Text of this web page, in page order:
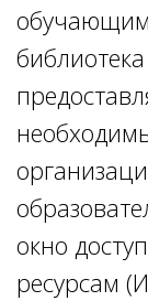
окно
ресурсам